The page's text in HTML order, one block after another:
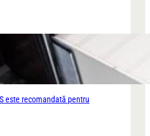
este recomandată pentru